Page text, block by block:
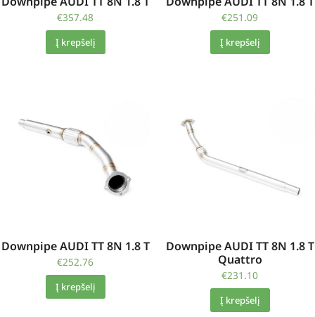
€357.48
Į krepšelį
€251.09
Į krepšelį
Downpipe AUDI TT 8N 1.8 T
€252.76
Į krepšelį
Downpipe AUDI TT 8N 1.8 T
Quattro
€231.10
Į krepšelį